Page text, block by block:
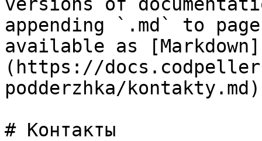
appending `.md` to
available as [Markdown]
(https://
podderzhka/
# Контакты